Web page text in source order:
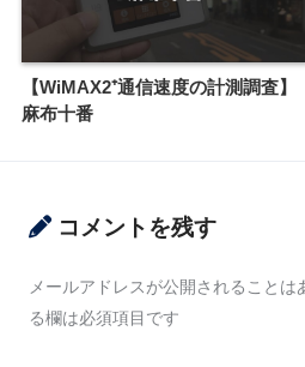
【WiMAX2⁺通信速度の計測調査】
麻布十番
コメントを残す
メールアドレスが公開されることは
る欄は必須項目です